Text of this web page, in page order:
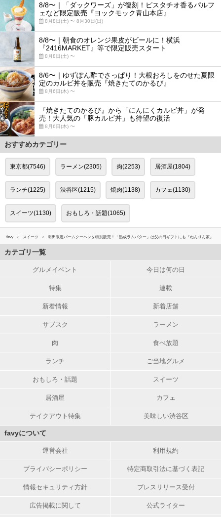
8/8〜｜「ダックワーズ」が復刻！ピスタチオ香るパルフ
ェなど限定販売『ヨックモック青山本店』
8月8日(土) 〜 8月30日(日)
8/8〜｜朝食のオレンジ果皮がビールに！横浜
『2416MARKET』等で限定販売スタート
8月8日(土) 〜
8/6〜｜ゆずぽん酢でさっぱり！大根おろしをのせた夏限
定のカルビ丼を販売『焼きたてのかるび』
8月6日(木) 〜
『焼きたてのかるび』から「にんにくカルビ丼」が発
売！大人気の「豚カルビ丼」も待望の復活
8月6日(木) 〜
おすすめカテゴリー
東京都(7546) ラーメン(2305) 肉(2253) 居酒屋(1804)
ランチ(1225) 渋谷区(1215) 焼肉(1138) カフェ(1130)
スイーツ(1130) おもしろ・話題(1065)
favy スイーツ 羽田限定バームクーヘンを特別販売！「熟成ラムバター」は父の日ギフトにも『ねんりん家』
カテゴリ一覧
グルメイベント 今日は何の日
特集 連載
新着情報 新着店舗
サブスク ラーメン
肉 食べ放題
ランチ ご当地グルメ
おもしろ・話題 スイーツ
居酒屋 カフェ
テイクアウト特集 美味しい渋谷区
favyについて
運営会社 利用規約
プライバシーポリシー 特定商取引法に基づく表記
情報セキュリティ方針 プレスリリース受付
広告掲載に関して 公式ライター